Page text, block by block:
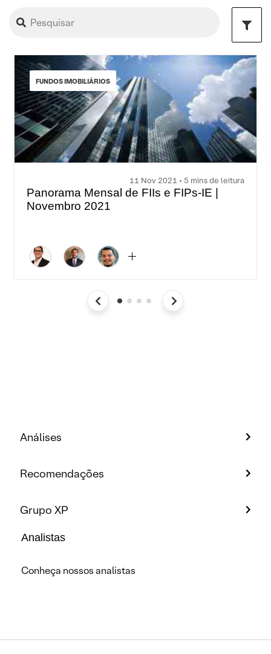
FUNDOS IMOBILIÁRIOS
11 Nov 2021 • 5 mins de leitura
Panorama Mensal de FIIs e FIPs-IE |
Novembro 2021
Análises
Recomendações
Grupo XP
Analistas
Conheça nossos analistas